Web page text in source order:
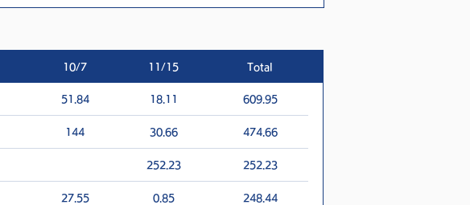
10/7 11/15 Total
51.84 18.11 609.95
144 30.66 474.66
252.23 252.23
27.55 0.85 248.44